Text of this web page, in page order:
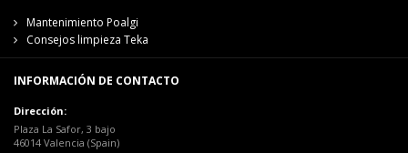
Mantenimiento Poalgi
Consejos limpieza Teka
INFORMACIÓN DE CONTACTO
Dirección:
Plaza La Safor, 3 bajo
46014 Valencia (Spain)